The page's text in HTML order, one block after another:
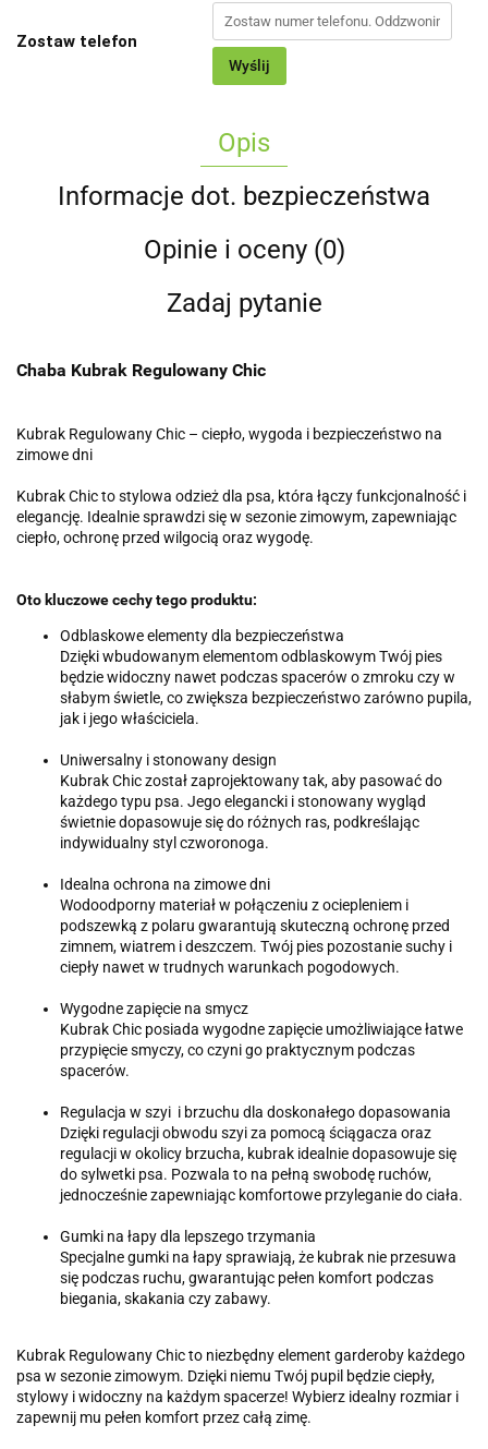
Zostaw telefon
Wyślij
Opis
Informacje dot. bezpieczeństwa
Opinie i oceny (0)
Zadaj pytanie
Chaba Kubrak Regulowany Chic
Kubrak Regulowany Chic – ciepło, wygoda i bezpieczeństwo na
zimowe dni
Kubrak Chic to stylowa odzież dla psa, która łączy funkcjonalność i
elegancję. Idealnie sprawdzi się w sezonie zimowym, zapewniając
ciepło, ochronę przed wilgocią oraz wygodę.
Oto kluczowe cechy tego produktu:
Odblaskowe elementy dla bezpieczeństwa
Dzięki wbudowanym elementom odblaskowym Twój pies
będzie widoczny nawet podczas spacerów o zmroku czy w
słabym świetle, co zwiększa bezpieczeństwo zarówno pupila,
jak i jego właściciela.
Uniwersalny i stonowany design
Kubrak Chic został zaprojektowany tak, aby pasować do
każdego typu psa. Jego elegancki i stonowany wygląd
świetnie dopasowuje się do różnych ras, podkreślając
indywidualny styl czworonoga.
Idealna ochrona na zimowe dni
Wodoodporny materiał w połączeniu z ociepleniem i
podszewką z polaru gwarantują skuteczną ochronę przed
zimnem, wiatrem i deszczem. Twój pies pozostanie suchy i
ciepły nawet w trudnych warunkach pogodowych.
Wygodne zapięcie na smycz
Kubrak Chic posiada wygodne zapięcie umożliwiające łatwe
przypięcie smyczy, co czyni go praktycznym podczas
spacerów.
Regulacja w szyi i brzuchu dla doskonałego dopasowania
Dzięki regulacji obwodu szyi za pomocą ściągacza oraz
regulacji w okolicy brzucha, kubrak idealnie dopasowuje się
do sylwetki psa. Pozwala to na pełną swobodę ruchów,
jednocześnie zapewniając komfortowe przyleganie do ciała.
Gumki na łapy dla lepszego trzymania
Specjalne gumki na łapy sprawiają, że kubrak nie przesuwa
się podczas ruchu, gwarantując pełen komfort podczas
biegania, skakania czy zabawy.
Kubrak Regulowany Chic to niezbędny element garderoby każdego
psa w sezonie zimowym. Dzięki niemu Twój pupil będzie ciepły,
stylowy i widoczny na każdym spacerze! Wybierz idealny rozmiar i
zapewnij mu pełen komfort przez całą zimę.